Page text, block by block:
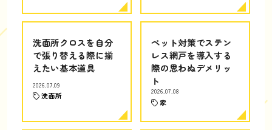
洗面所クロスを自分
で張り替える際に揃
えたい基本道具
2026.07.09
洗面所
ペット対策でステン
レス網戸を導入する
際の思わぬデメリッ
ト
2026.07.08
家